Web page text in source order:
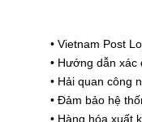
• Vietnam Post
• Hướng dẫn xác
• Hải quan công
• Đảm bảo hệ
• Hàng hóa xuất